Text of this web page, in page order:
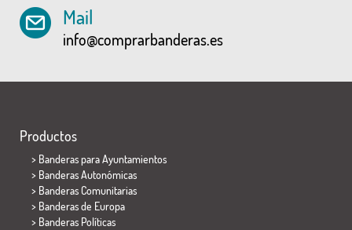
Mail
info@comprarbanderas.es
Productos
> Banderas para Ayuntamientos
> Banderas Autonómicas
> Banderas Comunitarias
> Banderas de Europa
> Banderas Políticas